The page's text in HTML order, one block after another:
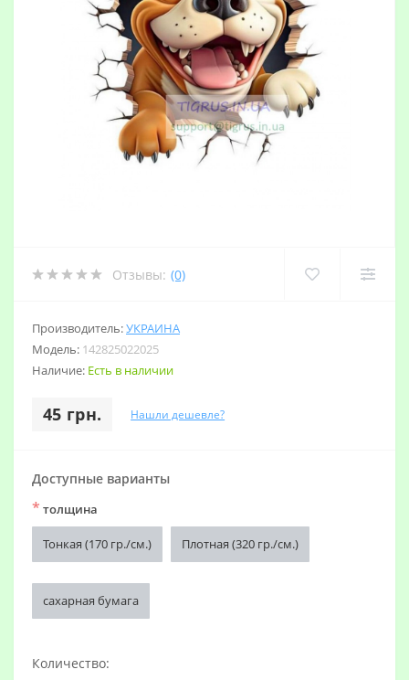
Отзывы: (0)
Производитель:УКРАИНА
Модель: 142825022025
Наличие: Есть в наличии
45 грн. Нашли дешевле?
Доступные варианты
* толщина
Тонкая (170 гр./см.) Плотная (320 гр./см.)
сахарная бумага
Количество: